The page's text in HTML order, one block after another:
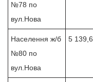
№78 по
вул.Нова
Населення ж/б
№80 по
вул.Нова
5 139,6